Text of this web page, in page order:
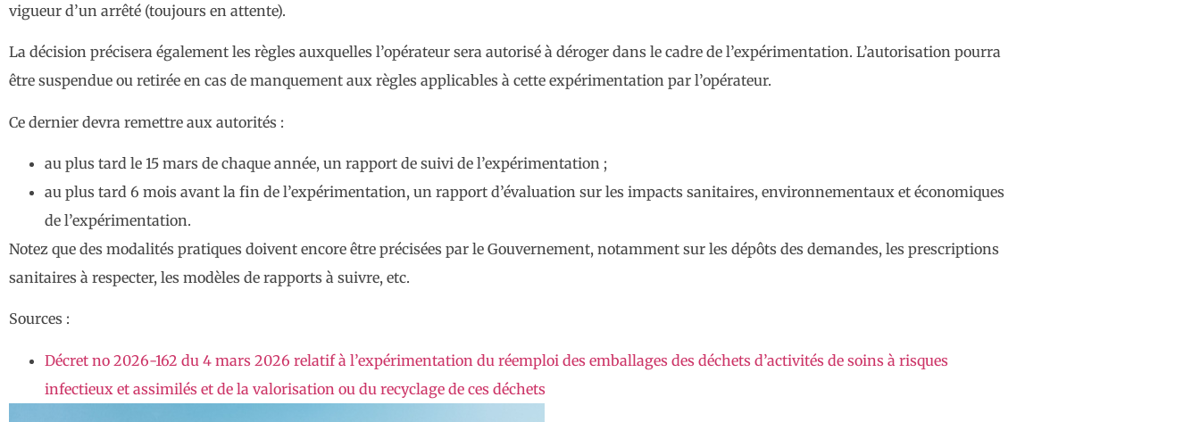
vigueur d’un arrêté (toujours en attente).
La décision précisera également les règles auxquelles l’opérateur sera autorisé à déroger dans le cadre de l’expérimentation. L’autorisation pourra
être suspendue ou retirée en cas de manquement aux règles applicables à cette expérimentation par l’opérateur.
Ce dernier devra remettre aux autorités :
au plus tard le 15 mars de chaque année, un rapport de suivi de l’expérimentation ;
au plus tard 6 mois avant la fin de l’expérimentation, un rapport d’évaluation sur les impacts sanitaires, environnementaux et économiques
de l’expérimentation.
Notez que des modalités pratiques doivent encore être précisées par le Gouvernement, notamment sur les dépôts des demandes, les prescriptions
sanitaires à respecter, les modèles de rapports à suivre, etc.
Sources :
Décret no 2026-162 du 4 mars 2026 relatif à l’expérimentation du réemploi des emballages des déchets d’activités de soins à risques
infectieux et assimilés et de la valorisation ou du recyclage de ces déchets